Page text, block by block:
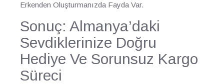
Erkenden Oluşturmanızda Fayda Var.
Sonuç: Almanya’daki
Sevdiklerinize Doğru
Hediye Ve Sorunsuz Kargo
Süreci